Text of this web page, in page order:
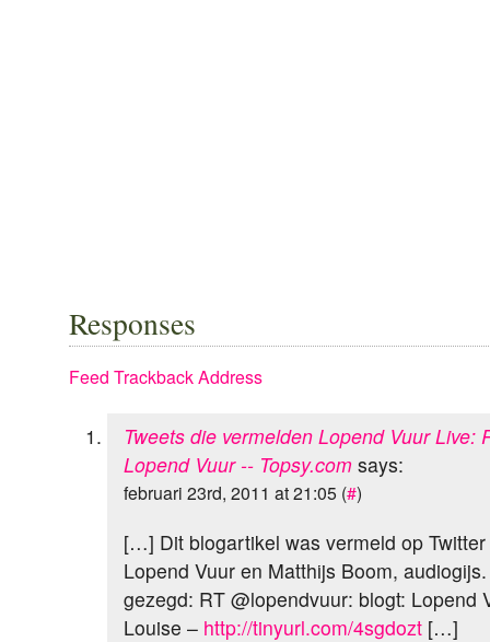
Responses
Feed Trackback Address
Tweets die vermelden Lopend Vuur Live:
Lopend Vuur -- Topsy.com says:
februari 23rd, 2011 at 21:05 (#)
[…] Dit blogartikel was vermeld op
Lopend Vuur en Matthijs Boom,
gezegd: RT @lopendvuur: blogt: Lopend
Louise – http://tinyurl.com/4sgdozt […]